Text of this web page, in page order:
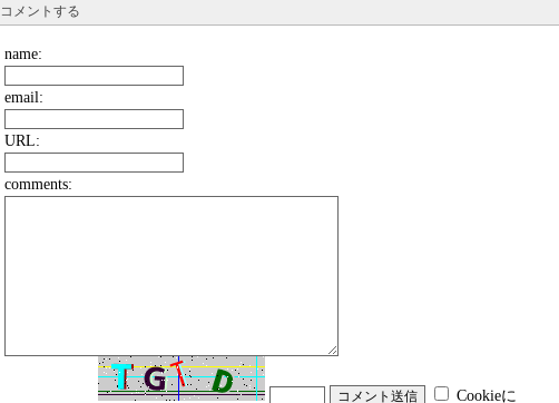
コメントする
name:
email:
URL:
comments:
Cookieに